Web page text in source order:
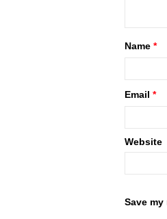
Name *
Email *
Website
Save